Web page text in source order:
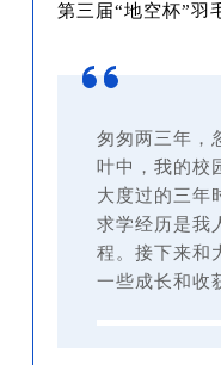
第三届“地空杯”羽
匆匆两三年，
叶中，我的校
大度过的三年
求学经历是我
程。接下来和
一些成长和收